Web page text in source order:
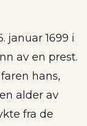
januar 1699 i
av en prest.
hans,
alder av
fra de